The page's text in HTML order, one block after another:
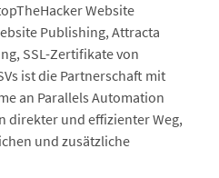
Website
Publishing, Attracta
SSL-Zertifikate von
ist die Partnerschaft mit
an Parallels Automation
direkter und effizienter Weg,
und zusätzliche